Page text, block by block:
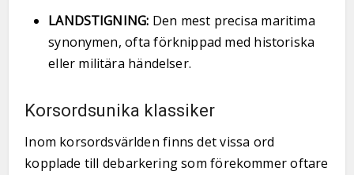
LANDSTIGNING: Den mest precisa maritima
synonymen, ofta förknippad med historiska
eller militära händelser.
Korsordsunika klassiker
Inom korsordsvärlden finns det vissa ord
kopplade till debarkering som förekommer oftare